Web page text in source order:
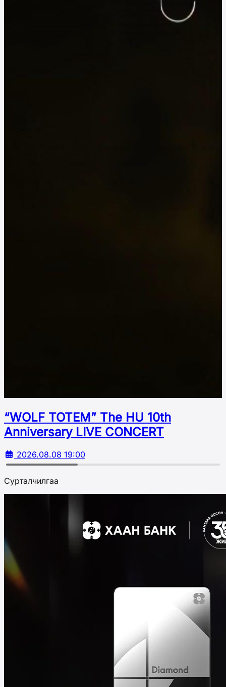
“WOLF TOTEM” The HU 10th
Аnniversary LIVE CONCERT
2026.08.08 19:00
Сурталчилгаа